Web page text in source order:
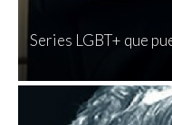
Series LGBT+ que